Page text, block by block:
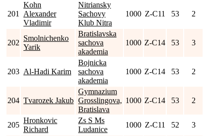
201
Kohn
Alexander
Vladimir
Nitriansky
Sachovy
Klub Nitra
1000 Z-C11 53 2
202
Smolnichenko
Yarik
Bratislavska
sachova
akademia
1000 Z-C14 53 3
203 Al-Hadi Karim
Bojnicka
sachova
akademia
1000 Z-C14 53 2
204 Tvarozek Jakub
Gymnazium
Grosslingova,
Bratislava
1000 Z-C14 53 2
205
Hronkovic
Richard
Zs S Ms
Ludanice
1000 Z-C11 52 3